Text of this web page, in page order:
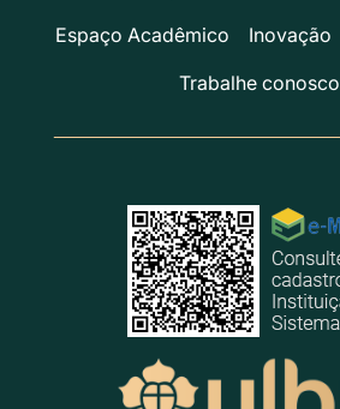
Espaço Acadêmico
Inovação
Trabalhe conosco